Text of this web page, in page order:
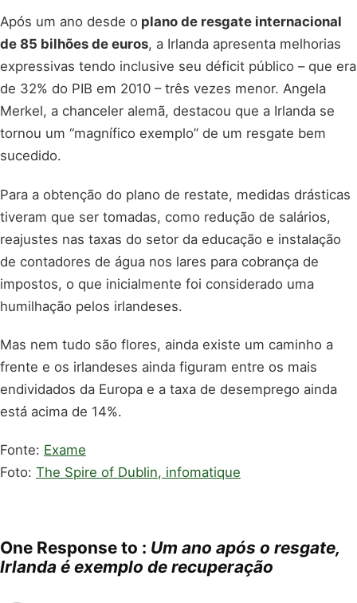
Após um ano desde o plano de resgate internacional
de 85 bilhões de euros, a Irlanda apresenta melhorias
expressivas tendo inclusive seu déficit público – que era
de 32% do PIB em 2010 – três vezes menor. Angela
Merkel, a chanceler alemã, destacou que a Irlanda se
tornou um “magnífico exemplo” de um resgate bem
sucedido.
Para a obtenção do plano de restate, medidas drásticas
tiveram que ser tomadas, como redução de salários,
reajustes nas taxas do setor da educação e instalação
de contadores de água nos lares para cobrança de
impostos, o que inicialmente foi considerado uma
humilhação pelos irlandeses.
Mas nem tudo são flores, ainda existe um caminho a
frente e os irlandeses ainda figuram entre os mais
endividados da Europa e a taxa de desemprego ainda
está acima de 14%.
Fonte: Exame
Foto: The Spire of Dublin, infomatique
One Response to : Um ano após o resgate,
Irlanda é exemplo de recuperação